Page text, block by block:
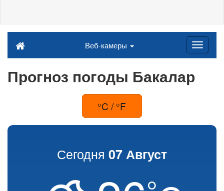
Веб-камеры
Прогноз погоды Бакалар
°C / °F
Сегодня 07 Август